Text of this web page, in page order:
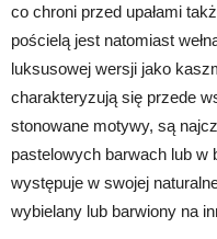
co chroni przed upałami
pościelą jest natomiast
luksusowej wersji jako
charakteryzują się przede
stonowane motywy, są
pastelowych barwach lub w
występuje w swojej
wybielany lub barwiony na